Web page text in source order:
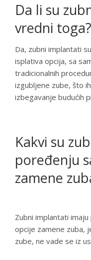
Da li su
vredni toga?
Da, zubni implantati
isplativa opcija, sa
tradicionalnih
izgubljene zube, što
izbegavanje budućih
Kakvi su
poređenju
zamene
Zubni implantati
opcije zamene zuba,
zube, ne vade se iz